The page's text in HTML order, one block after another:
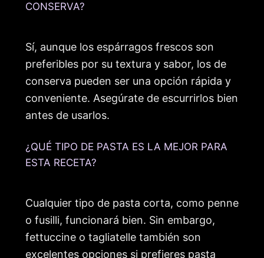
CONSERVA?
Sí, aunque los espárragos frescos son
preferibles por su textura y sabor, los de
conserva pueden ser una opción rápida y
conveniente. Asegúrate de escurrirlos bien
antes de usarlos.
¿QUÉ TIPO DE PASTA ES LA MEJOR PARA
ESTA RECETA?
Cualquier tipo de pasta corta, como penne
o fusilli, funcionará bien. Sin embargo,
fettuccine o tagliatelle también son
excelentes opciones si prefieres pasta